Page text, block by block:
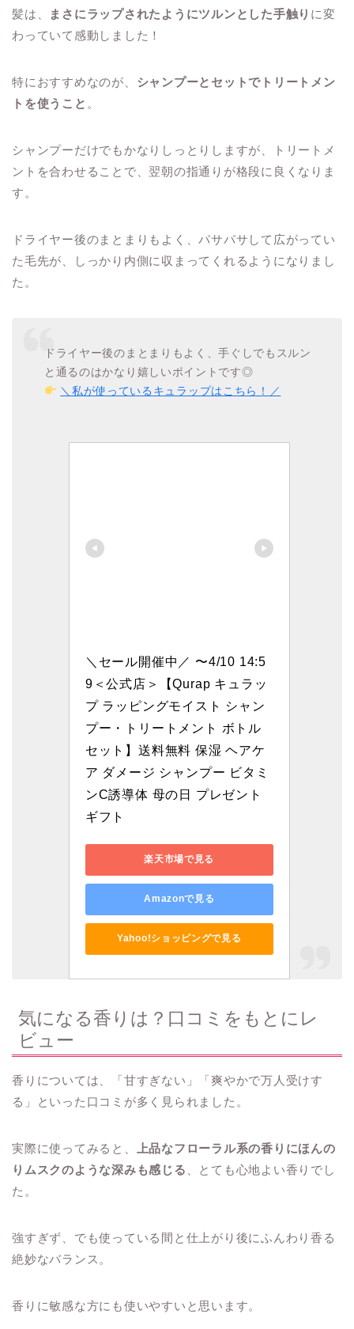
髪は、
まさにラップされたようにツルンとした手触り に変
わっていて感動しました！
特におすすめなのが、 シャンプーとセットでトリートメン
トを使うこと 。
シャンプーだけでもかなりしっとりしますが、トリートメ
ントを合わせることで、翌朝の指通りが格段に良くなりま
す。
ドライヤー後のまとまりもよく、パサパサして広がってい
た毛先が、しっかり内側に収まってくれるようになりまし
た。
ドライヤー後のまとまりもよく、手ぐしでもスルン
と通るのはかなり嬉しいポイントです◎
＼私が使っているキュラップはこちら！／
＼セール開催中／ 〜4/10 14:5
9＜公式店＞【Qurap キュラッ
プ ラッピングモイスト シャン
プー・トリートメント ボトル
セット】送料無料 保湿 ヘアケ
ア ダメージ シャンプー ビタミ
ンC誘導体 母の日 プレゼント
ギフト
楽天市場で見る
Amazonで見る
Yahoo!ショッピングで見る
気になる香りは？口コミをもとにレ
ビュー
香りについては、「甘すぎない」「爽やかで万人受けす
る」といった口コミが多く見られました。
実際に使ってみると、
上品なフローラル系の香りにほんの
りムスクのような深みも感じる 、とても心地よい香りでし
た。
強すぎず、でも使っている間と仕上がり後にふんわり香る
絶妙なバランス。
香りに敏感な方にも使いやすいと思います。